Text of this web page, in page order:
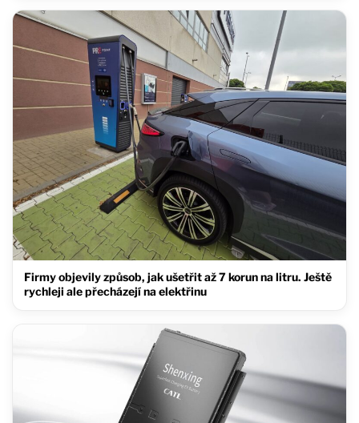
Firmy objevily způsob, jak ušetřit až 7 korun na litru. Ještě
rychleji ale přecházejí na elektřinu